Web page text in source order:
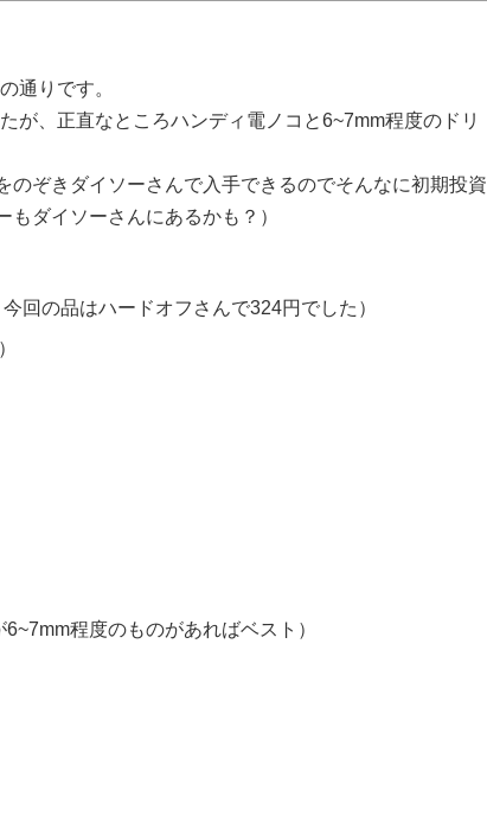
通りです。
が、正直なところハンディ電ノコと6~7mm程度のドリ
のぞきダイソーさんで入手できるのでそんなに初期投資
ダイソーさんにあるかも？）
回の品はハードオフさんで324円でした）
程度のものがあればベスト）